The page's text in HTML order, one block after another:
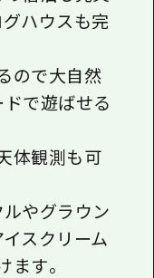
グハウスも完
ので大自然
で遊ばせる
体観測も可
ルやグラウン
スクリーム
す。